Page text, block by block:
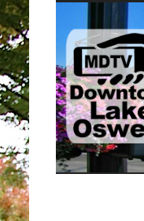
SKIP
TO
CONTENT